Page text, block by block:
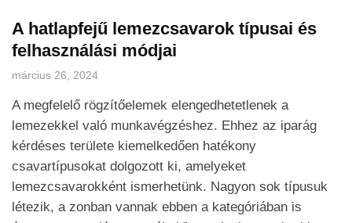
A hatlapfejű lemezcsavarok típusai és
felhasználási módjai
március 26, 2024
A megfelelő rögzítőelemek elengedhetetlenek a
lemezekkel való munkavégzéshez. Ehhez az iparág
kérdéses területe kiemelkedően hatékony
csavartípusokat dolgozott ki, amelyeket
lemezcsavarokként ismerhetünk. Nagyon sok típusuk
létezik, a zonban vannak ebben a kategóriában is